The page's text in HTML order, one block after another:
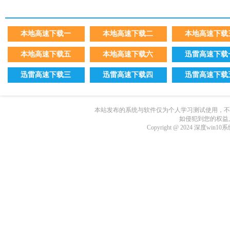
本地高速下载一 本地高速下载二 本地高速下载
本地高速下载五 本地高速下载六 迅雷高速下载
迅雷高速下载三 迅雷高速下载四 迅雷高速下载
本站发布的系统与软件仅为个人学习测试使用，
如侵犯到您的权
Copyright @ 2024 深度win10